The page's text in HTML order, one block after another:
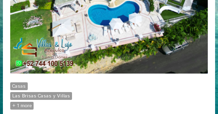
Casas
Las Brisas Casas y Villas
+ 1 more